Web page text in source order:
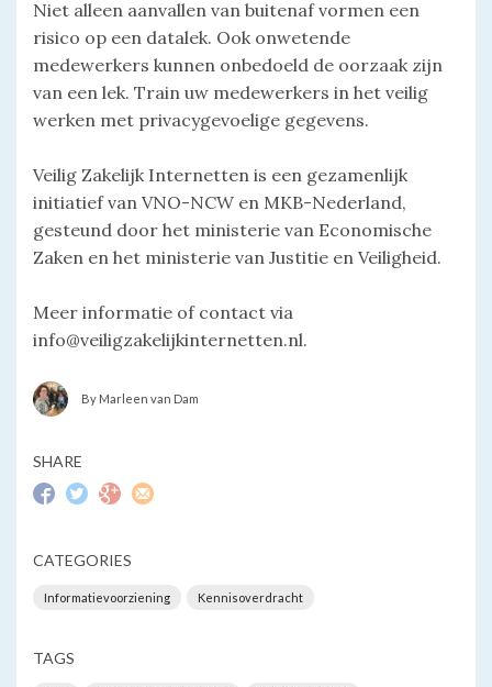
Niet alleen aanvallen van buitenaf vormen een
risico op een datalek. Ook onwetende
medewerkers kunnen onbedoeld de oorzaak zijn
van een lek. Train uw medewerkers in het veilig
werken met privacygevoelige gegevens.
Veilig Zakelijk Internetten is een gezamenlijk
initiatief van VNO-NCW en MKB-Nederland,
gesteund door het ministerie van Economische
Zaken en het ministerie van Justitie en Veiligheid.
Meer informatie of contact via
info@veiligzakelijkinternetten.nl.
By Marleen van Dam
SHARE
CATEGORIES
Informatievoorziening Kennisoverdracht
TAGS